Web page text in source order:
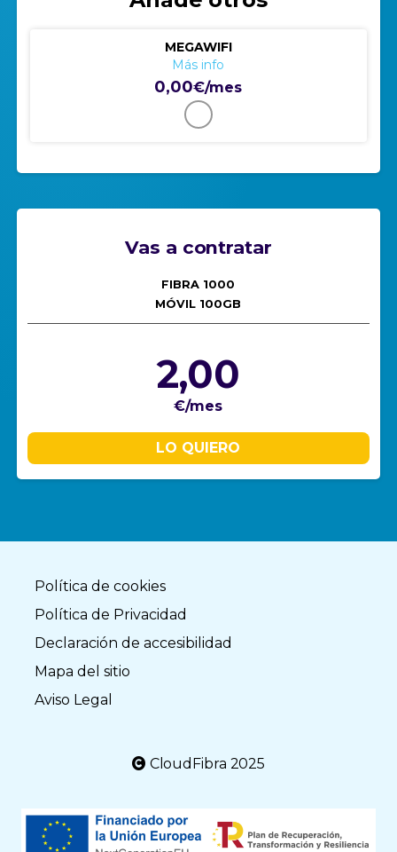
MEGAWIFI
Más info
0,00€/mes
Vas a contratar
FIBRA 1000
MÓVIL 100GB
2,00
€/mes
LO QUIERO
Política de cookies
Política de Privacidad
Declaración de accesibilidad
Mapa del sitio
Aviso Legal
CloudFibra 2025